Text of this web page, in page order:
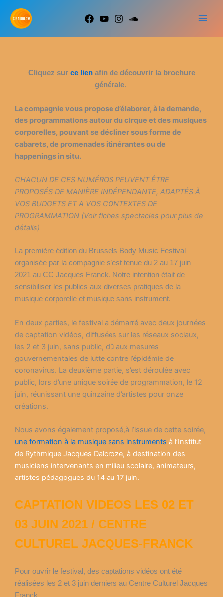
contenu
Cliquez sur ce lienafin de découvrir la brochure
générale.
La compagnie vous propose d’élaborer, à la demande,
des programmations autour du cirque et des musiques
corporelles, pouvant se décliner sous forme de
cabarets, de promenades itinérantes ou de
happenings in situ.
CHACUN DE CES NUMÉROS PEUVENT ÊTRE
PROPOSÉS DE MANIÈRE INDÉPENDANTE, ADAPTÉS À
VOS BUDGETS ET A VOS CONTEXTES DE
PROGRAMMATION (Voir fiches spectacles pour plus de
détails)
La première édition du Brussels Body Music Festival
organisée par la compagnie s’est tenue du 2 au 17 juin
2021 au CC Jacques Franck. Notre intention était de
sensibiliser les publics aux diverses pratiques de la
musique corporelle et musique sans instrument.
En deux parties, le festival a démarré avec deux journées
de captation vidéos, diffusées sur les réseaux sociaux,
les 2 et 3 juin, sans public, dû aux mesures
gouvernementales de lutte contre l’épidémie de
coronavirus. La deuxième partie, s’est déroulée avec
public, lors d’une unique soirée de programmation, le 12
juin, réunissant une quinzaine d’artistes pour onze
créations.
Nous avons également proposé,à l’issue de cette soirée,
une formation à la musique sans instruments à l’Institut
de Rythmique Jacques Dalcroze, à destination des
musiciens intervenants en milieu scolaire, animateurs,
artistes pédagogues du 14 au 17 juin.
CAPTATION VIDEOS LES 02 ET
03 JUIN 2021 / CENTRE
CULTUREL JACQUES-FRANCK
Pour ouvrir le festival, des captations vidéos ont été
réalisées les 2 et 3 juin derniers au Centre Culturel Jacques
Franck.